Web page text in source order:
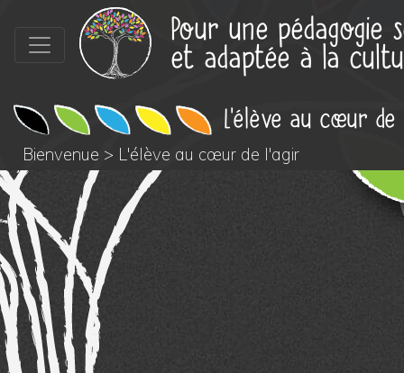
Pour une pédagogie
et adaptée à la
L'élève au cœur de
Bienvenue > L'élève au cœur de l'agir